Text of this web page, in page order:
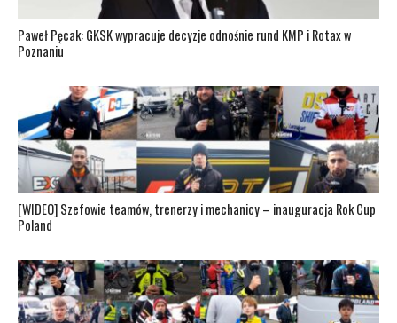
Paweł Pęcak: GKSK wypracuje decyzje odnośnie rund KMP i Rotax w
Poznaniu
[WIDEO] Szefowie teamów, trenerzy i mechanicy – inauguracja Rok Cup
Poland